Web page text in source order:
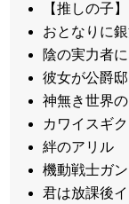
【推しの子】
おとなりに
陰の実力者
彼女が公爵
神無き世界
カワイスギ
絆のアリル
機動戦士ガ
君は放課後